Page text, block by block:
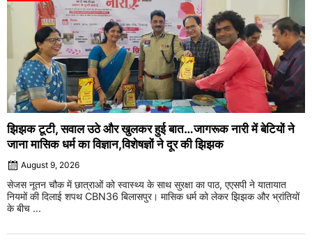
झिझक टूटी, सवाल उठे और खुलकर हुई बात…जागरूक नारी में बेटियों ने
जाना मासिक धर्म का विज्ञान,विशेषज्ञों ने दूर की झिझक
August 9, 2026
सेजस नूतन चौक में छात्राओं को स्वास्थ्य के साथ सुरक्षा का पाठ, एएसपी ने यातायात
नियमों की दिलाई शपथ CBN36 बिलासपुर। मासिक धर्म को लेकर झिझक और भ्रांतियों
के बीच ...